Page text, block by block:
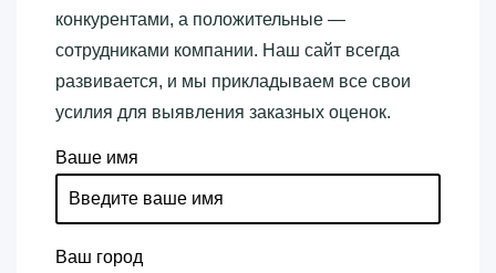
конкурентами, а положительные —
сотрудниками компании. Наш сайт всегда
развивается, и мы прикладываем все свои
усилия для выявления заказных оценок.
Ваше имя
Ваш город